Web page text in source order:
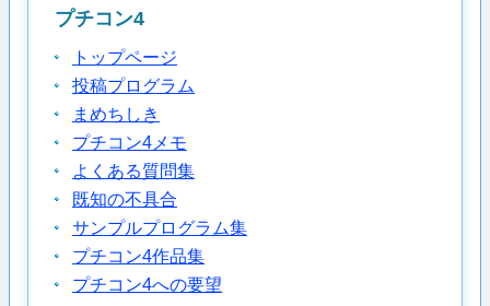
プチコン4
トップページ
投稿プログラム
まめちしき
プチコン4メモ
よくある質問集
既知の不具合
サンプルプログラム集
プチコン4作品集
プチコン4への要望